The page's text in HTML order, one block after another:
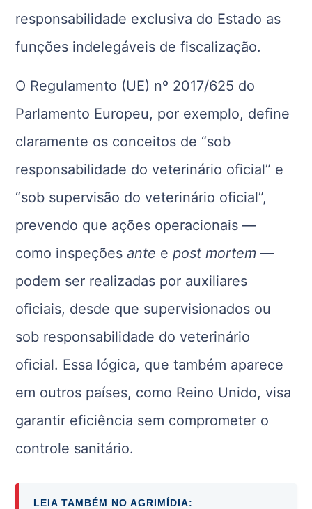
responsabilidade exclusiva do Estado as
funções indelegáveis de fiscalização.
O Regulamento (UE) nº 2017/625 do
Parlamento Europeu, por exemplo, define
claramente os conceitos de “sob
responsabilidade do veterinário oficial” e
“sob supervisão do veterinário oficial”,
prevendo que ações operacionais —
como inspeçõesante epost mortem—
podem ser realizadas por auxiliares
oficiais, desde que supervisionados ou
sob responsabilidade do veterinário
oficial. Essa lógica, que também aparece
em outros países, como Reino Unido, visa
garantir eficiência sem comprometer o
controle sanitário.
LEIA TAMBÉM NO AGRIMÍDIA: